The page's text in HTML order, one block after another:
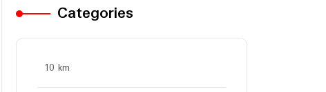
Categories
10 km